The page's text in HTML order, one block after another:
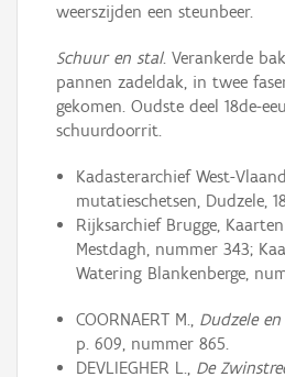
weerszijden een steunbeer.
Schuur en stal. Verankerde
pannen zadeldak, in twee
gekomen. Oudste deel 18de-
schuurdoorrit.
Kadasterarchief West-
mutatieschetsen, Dudzele,
Rijksarchief Brugge,
Mestdagh, nummer 343;
Watering Blankenberge,
COORNAERT M., Dudzele
p. 609, nummer 865.
DEVLIEGHER L., De